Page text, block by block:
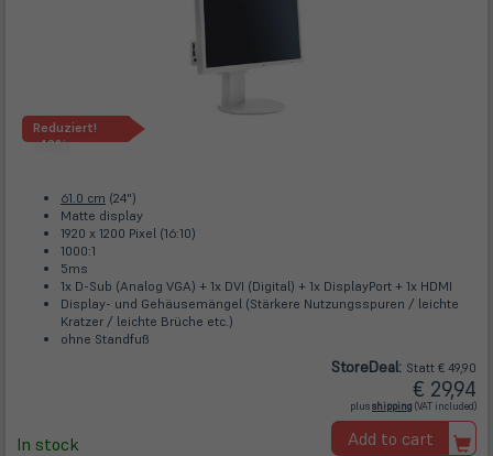
Reduziert!
-40%
61.0 cm (24")
Matte display
1920 x 1200 Pixel (16:10)
1000:1
5ms
1x D-Sub (Analog VGA) + 1x DVI (Digital) + 1x DisplayPort + 1x HDMI
Display- und Gehäusemängel (Stärkere Nutzungsspuren / leichte
Kratzer / leichte Brüche etc.)
ohne Standfuß
In stock
StoreDeal: Statt € 49,90
€ 29,94
plusshipping (öffnet
in
neuem
Tab)
(VAT included)
Add to cart